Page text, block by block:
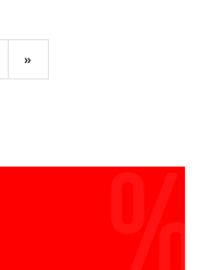
»